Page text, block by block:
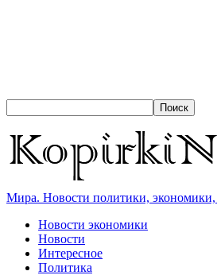
Мира. Новости политики,
Новости экономики
Новости
Интересное
Политика